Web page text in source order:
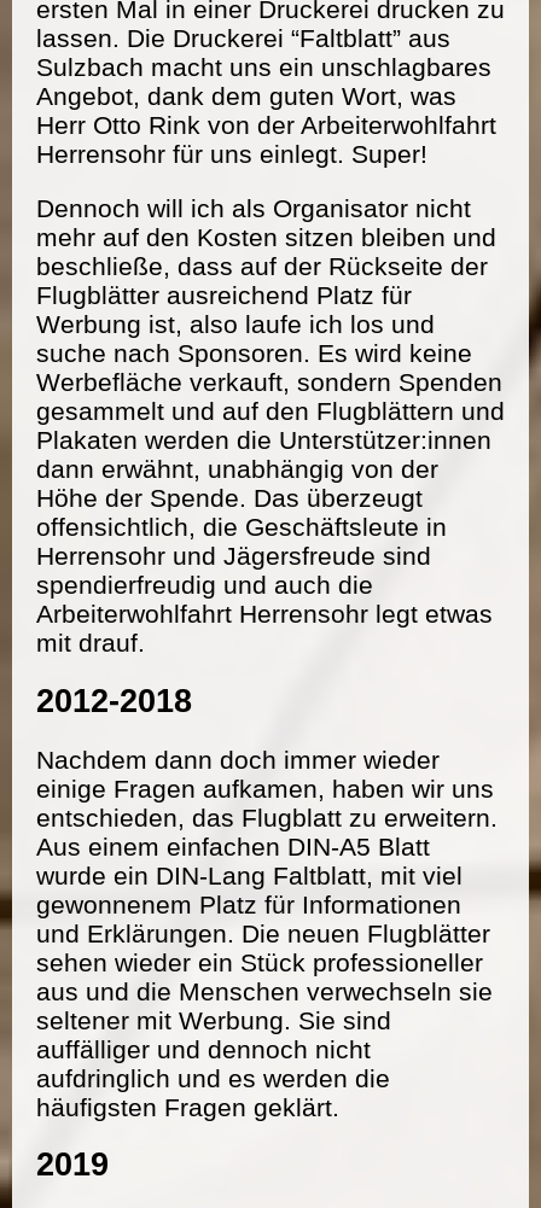
ersten Mal in einer Druckerei drucken zu
lassen. Die Druckerei “Faltblatt” aus
Sulzbach macht uns ein unschlagbares
Angebot, dank dem guten Wort, was
Herr Otto Rink von der Arbeiterwohlfahrt
Herrensohr für uns einlegt. Super!
Dennoch will ich als Organisator nicht
mehr auf den Kosten sitzen bleiben und
beschließe, dass auf der Rückseite der
Flugblätter ausreichend Platz für
Werbung ist, also laufe ich los und
suche nach Sponsoren. Es wird keine
Werbefläche verkauft, sondern Spenden
gesammelt und auf den Flugblättern und
Plakaten werden die Unterstützer:innen
dann erwähnt, unabhängig von der
Höhe der Spende. Das überzeugt
offensichtlich, die Geschäftsleute in
Herrensohr und Jägersfreude sind
spendierfreudig und auch die
Arbeiterwohlfahrt Herrensohr legt etwas
mit drauf.
2012-2018
Nachdem dann doch immer wieder
einige Fragen aufkamen, haben wir uns
entschieden, das Flugblatt zu erweitern.
Aus einem einfachen DIN-A5 Blatt
wurde ein DIN-Lang Faltblatt, mit viel
gewonnenem Platz für Informationen
und Erklärungen. Die neuen Flugblätter
sehen wieder ein Stück professioneller
aus und die Menschen verwechseln sie
seltener mit Werbung. Sie sind
auffälliger und dennoch nicht
aufdringlich und es werden die
häufigsten Fragen geklärt.
2019